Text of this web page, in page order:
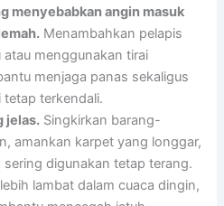
menyebabkan angin masuk
Menambahkan pelapis
menggunakan tirai
menjaga panas sekaligus
tetap terkendali.
jelas. Singkirkan barang-
amankan karpet yang longgar,
digunakan tetap terang.
lambat dalam cuaca dingin,